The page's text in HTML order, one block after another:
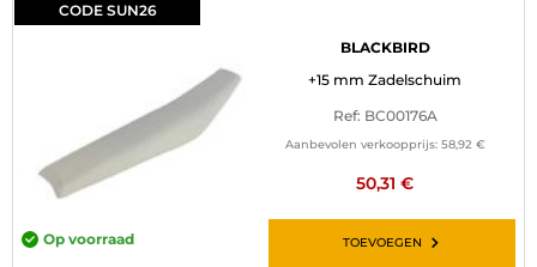
CODE SUN26
BLACKBIRD
+15 mm Zadelschuim
Ref: BC00176A
Aanbevolen verkoopprijs: 58,92 €
50,31 €
Op voorraad TOEVOEGEN